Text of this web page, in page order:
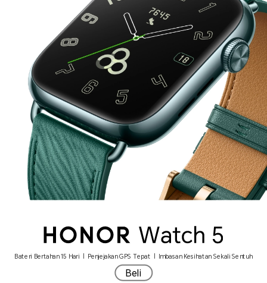
Bateri Bertahan 15 Hari | Penjejakan GPS Tepat | Imbasan Kesihatan Sekali Sentuh
Beli